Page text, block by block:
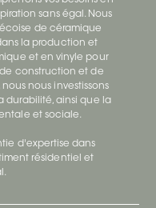
sans égal. Nous
de céramique
la production et
et en vinyle pour
construction et de
nous investissons
durabilité, ainsi que la
et sociale.
d'expertise dans
résidentiel et